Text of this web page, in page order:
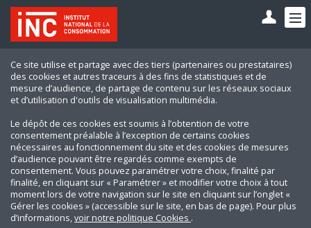
Ce site utilise et partage avec des tiers (partenaires ou prestataires)
des cookies et autres traceurs à des fins de statistiques et de
mesure d’audience, de partage de contenu sur les réseaux sociaux
et d’utilisation d'outils de visualisation multimédia.
Le dépôt de ces cookies est soumis à l’obtention de votre
consentement préalable à l’exception de certains cookies
nécessaires au fonctionnement du site et des cookies de mesures
d’audience pouvant être regardés comme exempts de
consentement. Vous pouvez paramétrer votre choix, finalité par
finalité, en cliquant sur « Paramétrer » et modifier votre choix à tout
moment lors de votre navigation sur le site en cliquant sur l’onglet «
Gérer les cookies » (accessible sur le site, en bas de page). Pour plus
d’informations,voir notre politique Cookies .